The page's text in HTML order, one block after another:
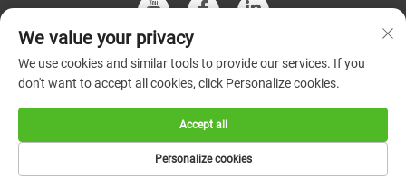
Ауторско право © 2026 Кина Јиангсу Зелени Унион Научни
Инструмент Цо, Лтд. Сва права су задржана.
приватности
We value your privacy
We use cookies and similar tools to provide our services. If you
don't want to accept all cookies, click Personalize cookies.
Personalize cookies
Accept all